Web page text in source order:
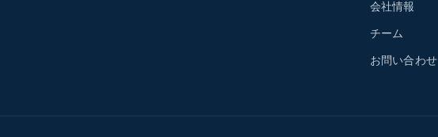
会社情報
チーム
お問い合わせ